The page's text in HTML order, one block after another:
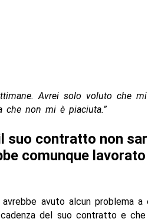
Avrei solo voluto che
che non mi è piaciuta.”
suo contratto non
comunque
avuto alcun problema a
del suo contratto e